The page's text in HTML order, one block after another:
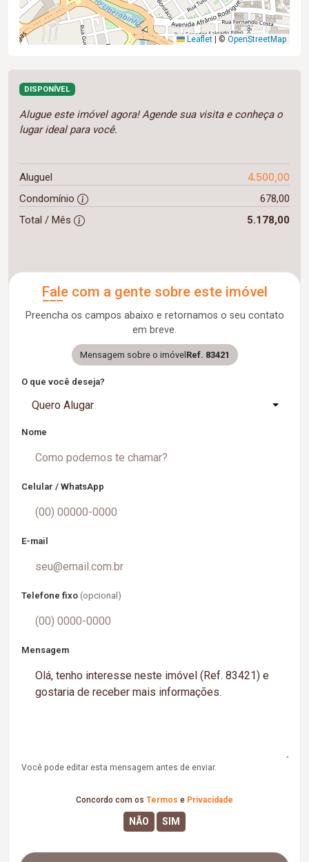
Leaflet © OpenStreetMap
DISPONÍVEL
Alugue este imóvel agora! Agende sua visita e conheça o
lugar ideal para você.
Aluguel 4.500,00
Condomínio
678,00
Total / Mês
5.178,00
Fale com a gente sobre este imóvel
Preencha os campos abaixo e retornamos o seu contato
em breve.
Mensagem sobre o imóvel Ref. 83421
O que você deseja?
Quero Alugar
Nome
Celular / WhatsApp
E-mail
Telefone fixo (opcional)
Mensagem
Você pode editar esta mensagem antes de enviar.
Concordo com os Termos e Privacidade